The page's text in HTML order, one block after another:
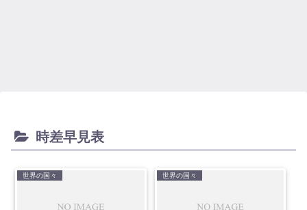
時差早見表
世界の国々 世界の国々